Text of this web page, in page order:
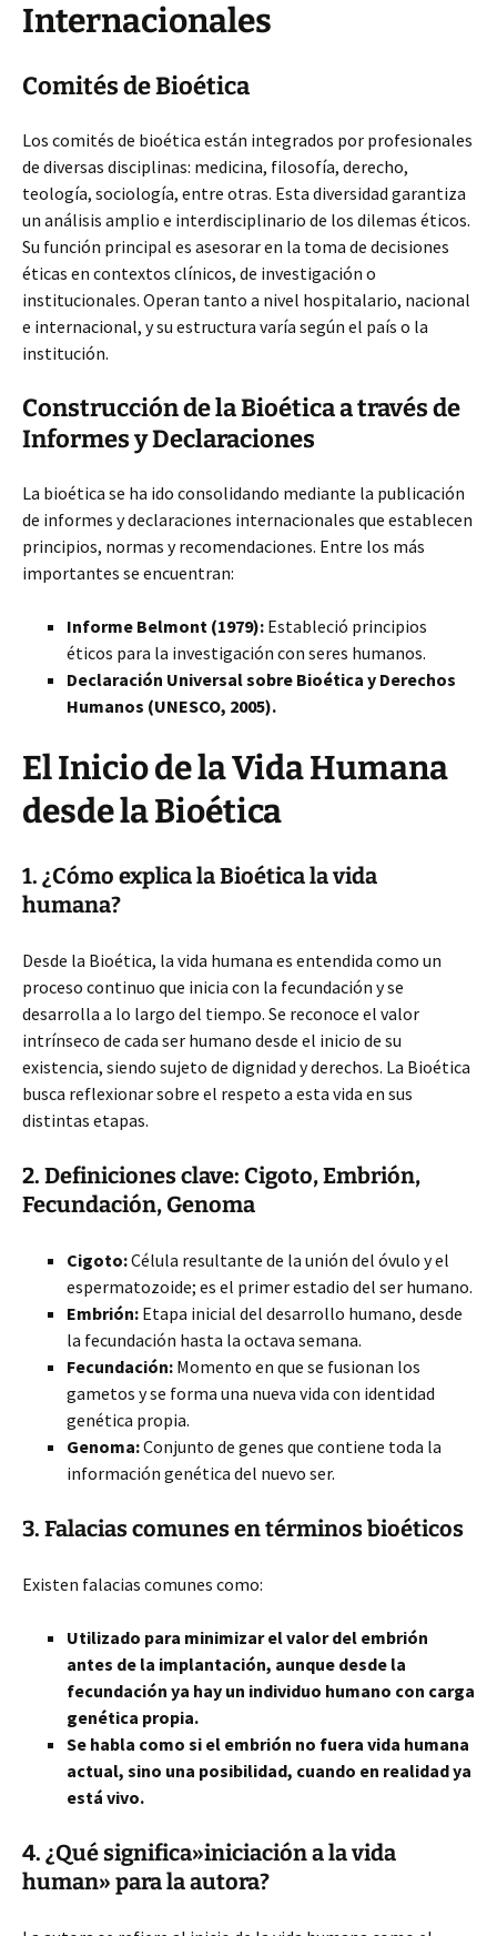
Internacionales
Comités de Bioética
Los comités de bioética están integrados por profesionales
de diversas disciplinas: medicina, filosofía, derecho,
teología, sociología, entre otras. Esta diversidad garantiza
un análisis amplio e interdisciplinario de los dilemas éticos.
Su función principal es asesorar en la toma de decisiones
éticas en contextos clínicos, de investigación o
institucionales. Operan tanto a nivel hospitalario, nacional
e internacional, y su estructura varía según el país o la
institución.
Construcción de la Bioética a través de
Informes y Declaraciones
La bioética se ha ido consolidando mediante la publicación
de informes y declaraciones internacionales que establecen
principios, normas y recomendaciones. Entre los más
importantes se encuentran:
Informe Belmont (1979): Estableció principios
éticos para la investigación con seres humanos.
Declaración Universal sobre Bioética y Derechos
Humanos (UNESCO, 2005).
El Inicio de la Vida Humana
desde la Bioética
1. ¿Cómo explica la Bioética la vida
humana?
Desde la Bioética, la vida humana es entendida como un
proceso continuo que inicia con la fecundación y se
desarrolla a lo largo del tiempo. Se reconoce el valor
intrínseco de cada ser humano desde el inicio de su
existencia, siendo sujeto de dignidad y derechos. La Bioética
busca reflexionar sobre el respeto a esta vida en sus
distintas etapas.
2. Definiciones clave: Cigoto, Embrión,
Fecundación, Genoma
Cigoto:Célula resultante de la unión del óvulo y el
espermatozoide; es el primer estadio del ser humano.
Embrión: Etapa inicial del desarrollo humano, desde
la fecundación hasta la octava semana.
Fecundación: Momento en que se fusionan los
gametos y se forma una nueva vida con identidad
genética propia.
Genoma:Conjunto de genes que contiene toda la
información genética del nuevo ser.
3. Falacias comunes en términos bioéticos
Existen falacias comunes como:
Utilizado para minimizar el valor del embrión
antes de la implantación, aunque desde la
fecundación ya hay un individuo humano con carga
genética propia.
Se habla como si el embrión no fuera vida humana
actual, sino una posibilidad, cuando en realidad ya
está vivo.
4. ¿Qué significa»iniciación a la vida
human» para la autora?